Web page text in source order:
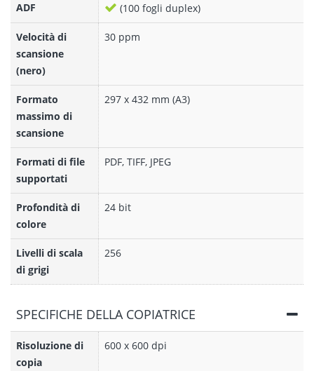
ADF (100 fogli duplex)
Velocità di
scansione
(nero)
30 ppm
Formato
massimo di
scansione
297 x 432 mm (A3)
Formati di file
supportati
PDF, TIFF, JPEG
Profondità di
colore
24 bit
Livelli di scala
di grigi
256
SPECIFICHE DELLA COPIATRICE
Risoluzione di
copia
600 x 600 dpi